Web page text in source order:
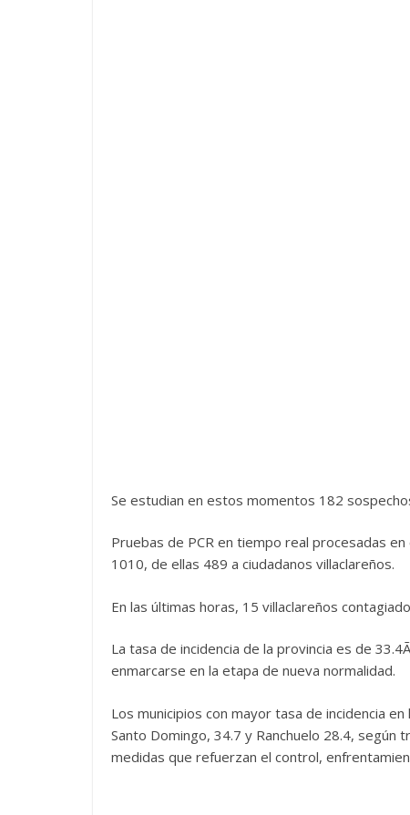
Se estudian en estos momentos 182
Pruebas de PCR en tiempo real procesadas
1010, de ellas 489 a ciudadanos villaclareños.
En las últimas horas, 15 villaclareños
La tasa de incidencia de la provincia es de
enmarcarse en la etapa de nueva normalidad.
Los municipios con mayor tasa de incidencia
Santo Domingo, 34.7 y Ranchuelo 28.4,
medidas que refuerzan el control,